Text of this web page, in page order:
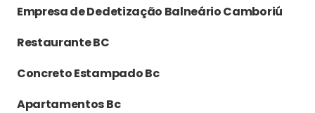
Empresa de Dedetização Balneário Camboriú
Restaurante BC
Concreto Estampado Bc
Apartamentos Bc